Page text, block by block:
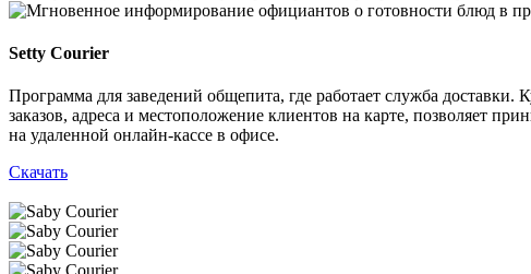
Setty Courier
Программа для заведений общепита, где работает служба
заказов, адреса и местоположение клиентов на карте, позволяет
на удаленной онлайн‑кассе в офисе.
Скачать